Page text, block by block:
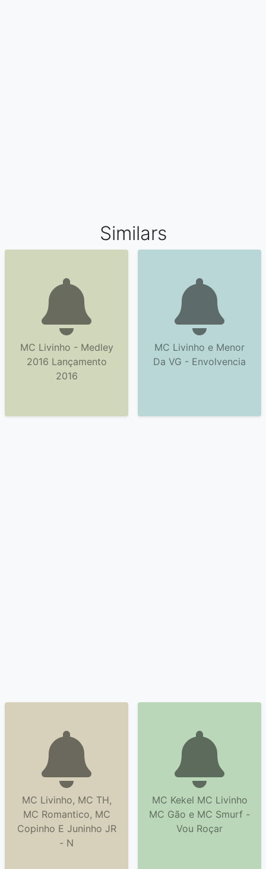
Similars
MC Livinho - Medley
2016 Lançamento
2016
MC Livinho e Menor
Da VG - Envolvencia
MC Livinho, MC TH,
MC Romantico, MC
Copinho E Juninho JR
- N
MC Kekel MC Livinho
MC Gão e MC Smurf -
Vou Roçar